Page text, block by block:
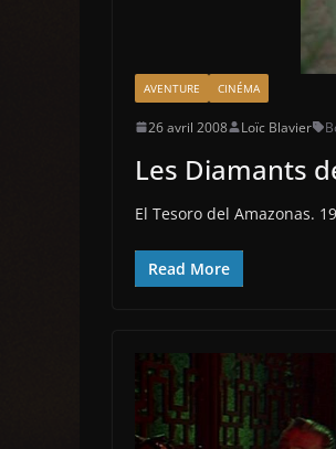
AVENTURE CINÉMA
26 avril 2008 Loïc Blavier
Les Diamants
El Tesoro del Amazonas.
Read More